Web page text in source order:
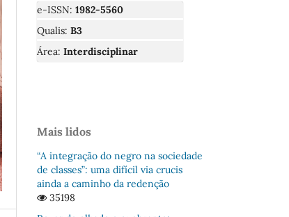
e-ISSN: 1982-5560
Qualis: B3
Área: Interdisciplinar
Mais lidos
“A integração do negro na sociedade
de classes”: uma difícil via crucis
ainda a caminho da redenção
35198